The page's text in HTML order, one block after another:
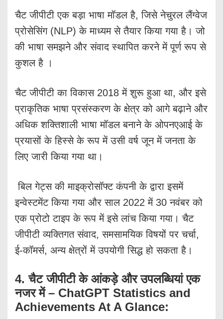
चैट जीपीटी एक बड़ा भाषा मॉडल है, जिसे नेचुरल लैंग्वेज
प्रोसेसिंग (NLP) के माध्यम से तैयार किया गया है। जो
की भाषा समझने और संवाद स्थापित करने में पूर्ण रूप से
कुशल है ।
चैट जीपीटी का विकास 2018 में शुरू हुआ था, और इसे
प्राकृतिक भाषा प्रसंस्करण के क्षेत्र को आगे बढ़ाने और
अधिक शक्तिशाली भाषा मॉडल बनाने के ओपनएआई के
प्रयासों के हिस्से के रूप में उसी वर्ष जून में जनता के
लिए जारी किया गया था।
बिल गेट्स की माइक्रोसॉफ्ट कंपनी के द्वारा इसमें
इन्वेस्टमेंट किया गया और साल 2022 में 30 नवंबर को
एक प्रोटो टाइप के रूप में इसे लांच किया गया। चैट
जीपीटी व्यक्तिगत संवाद, समसामयिक विषयों पर चर्चा,
ई-कॉमर्स, अन्य क्षेत्रों में उपयोगी सिद्ध हो सकता है।
4.चैट जीपीटी के आंकड़े और उपलब्धियां एक
नजर में – ChatGPT Statistics and
Achievements At A Glance: